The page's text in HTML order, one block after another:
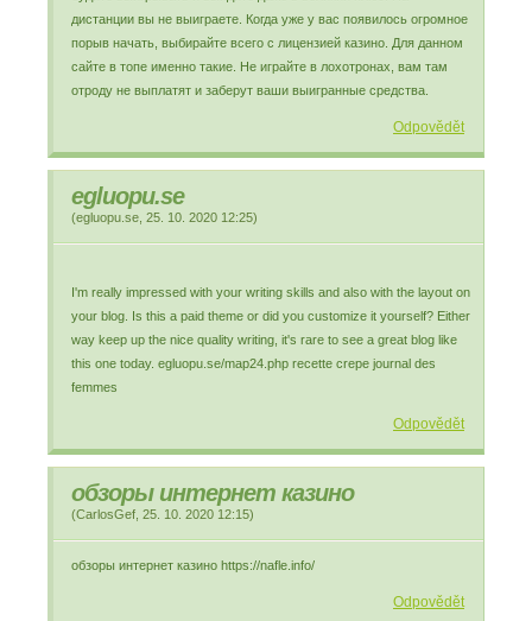
дистанции вы не выиграете. Когда уже у вас появилось огромное
порыв начать, выбирайте всего с лицензией казино. Для данном
сайте в топе именно такие. Не играйте в лохотронах, вам там
отроду не выплатят и заберут ваши выигранные средства.
Odpovědět
egluopu.se
(egluopu.se 25. 10. 2020 12:25)
I'm really impressed with your writing skills and also with the layout on
your blog. Is this a paid theme or did you customize it yourself? Either
way keep up the nice quality writing, it's rare to see a great blog like
this one today. egluopu.se/map24.php recette crepe journal des
femmes
Odpovědět
обзоры интернет казино
(CarlosGef 25. 10. 2020 12:15)
обзоры интернет казино https://nafle.info/
Odpovědět